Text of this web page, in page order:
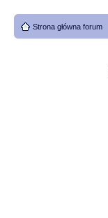
Strona główna forum